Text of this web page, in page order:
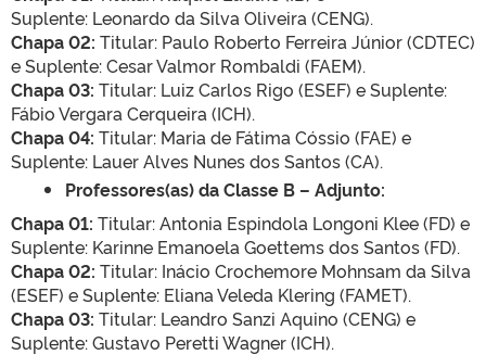
Suplente: Leonardo da Silva Oliveira (CENG).
Chapa 02: Titular: Paulo Roberto Ferreira Júnior (CDTEC)
e Suplente: Cesar Valmor Rombaldi (FAEM).
Chapa 03: Titular: Luiz Carlos Rigo (ESEF) e Suplente:
Fábio Vergara Cerqueira (ICH).
Chapa 04: Titular: Maria de Fátima Cóssio (FAE) e
Suplente: Lauer Alves Nunes dos Santos (CA).
Professores(as) da Classe B – Adjunto:
Chapa 01: Titular: Antonia Espindola Longoni Klee (FD) e
Suplente: Karinne Emanoela Goettems dos Santos (FD).
Chapa 02: Titular: Inácio Crochemore Mohnsam da Silva
(ESEF) e Suplente: Eliana Veleda Klering (FAMET).
Chapa 03: Titular: Leandro Sanzi Aquino (CENG) e
Suplente: Gustavo Peretti Wagner (ICH).